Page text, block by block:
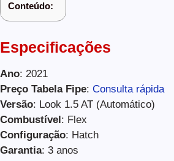
Conteúdo:
Especificações
Ano: 2021
Preço Tabela Fipe: Consulta rápida
Versão: Look 1.5 AT (Automático)
Combustível: Flex
Configuração: Hatch
Garantia: 3 anos